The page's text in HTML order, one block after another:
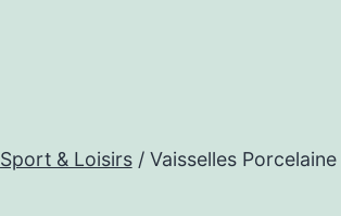
Sport & Loisirs/ Vaisselles